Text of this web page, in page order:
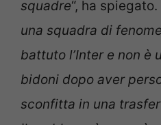
squadre“, ha spiegato.
una squadra di
battuto l’Inter e non è
bidoni dopo aver
sconfitta in una